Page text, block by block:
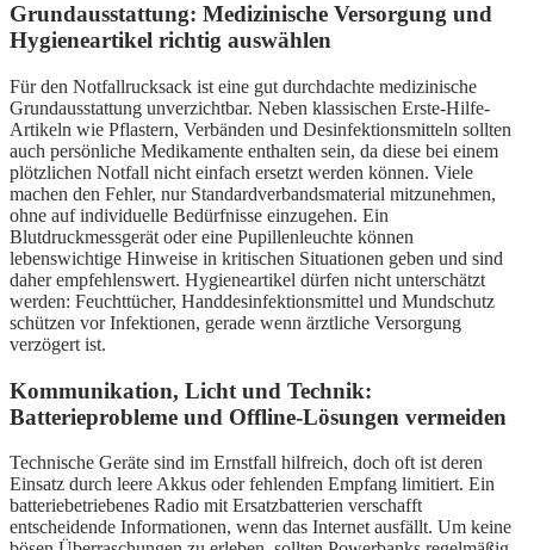
Grundausstattung: Medizinische Versorgung und
Hygieneartikel richtig auswählen
Für den Notfallrucksack ist eine gut durchdachte medizinische
Grundausstattung unverzichtbar. Neben klassischen Erste-Hilfe-
Artikeln wie Pflastern, Verbänden und Desinfektionsmitteln sollten
auch persönliche Medikamente enthalten sein, da diese bei einem
plötzlichen Notfall nicht einfach ersetzt werden können. Viele
machen den Fehler, nur Standardverbandsmaterial mitzunehmen,
ohne auf individuelle Bedürfnisse einzugehen. Ein
Blutdruckmessgerät oder eine Pupillenleuchte können
lebenswichtige Hinweise in kritischen Situationen geben und sind
daher empfehlenswert. Hygieneartikel dürfen nicht unterschätzt
werden: Feuchttücher, Handdesinfektionsmittel und Mundschutz
schützen vor Infektionen, gerade wenn ärztliche Versorgung
verzögert ist.
Kommunikation, Licht und Technik:
Batterieprobleme und Offline-Lösungen vermeiden
Technische Geräte sind im Ernstfall hilfreich, doch oft ist deren
Einsatz durch leere Akkus oder fehlenden Empfang limitiert. Ein
batteriebetriebenes Radio mit Ersatzbatterien verschafft
entscheidende Informationen, wenn das Internet ausfällt. Um keine